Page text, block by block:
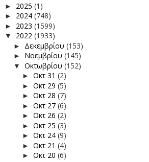
► 2025 (1)
► 2024 (748)
► 2023 (1599)
▼ 2022 (1933)
► Δεκεμβρίου (153)
► Νοεμβρίου (145)
▼ Οκτωβρίου (152)
► Οκτ 31 (2)
► Οκτ 29 (5)
► Οκτ 28 (7)
► Οκτ 27 (6)
► Οκτ 26 (2)
► Οκτ 25 (3)
► Οκτ 24 (9)
► Οκτ 21 (4)
► Οκτ 20 (6)